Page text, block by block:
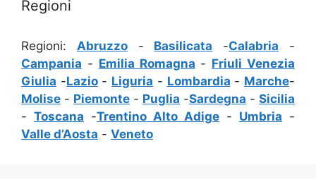
Regioni
Regioni: Abruzzo- Basilicata -Calabria -
Campania - Emilia Romagna - Friuli Venezia
Giulia -Lazio- Liguria - Lombardia - Marche-
Molise - Piemonte - Puglia -Sardegna - Sicilia
- Toscana -Trentino Alto Adige - Umbria -
Valle d’Aosta - Veneto